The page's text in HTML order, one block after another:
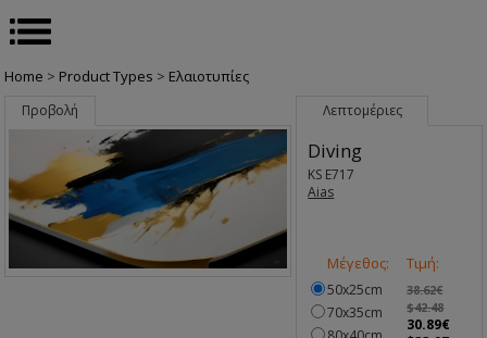
Home > Product Types > Ελαιοτυπίες
Προβολή Λεπτομέριες
Diving
KS E717
Aias
Μέγεθος:
50x25cm
70x35cm
Τιμή:
38.62€
$42.48
30.89€